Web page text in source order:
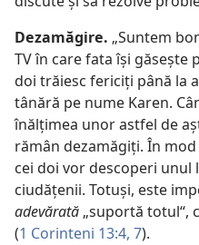
Dezamăgire. „Suntem
TV în care fata îşi găseşte
doi trăiesc fericiţi până la
tânără pe nume Karen.
înălţimea unor astfel de
rămân dezamăgiţi. În
cei doi vor descoperi
ciudăţenii. Totuşi, este
adevărată „suportă totul“,
(1 Corinteni 13:4, 7).